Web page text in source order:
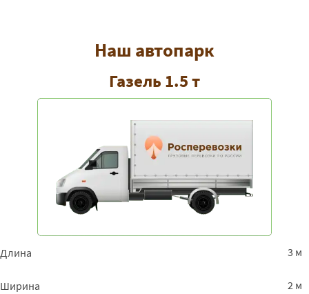
Наш автопарк
Газель 1.5 т
Длина 3 м
Ширина 2 м